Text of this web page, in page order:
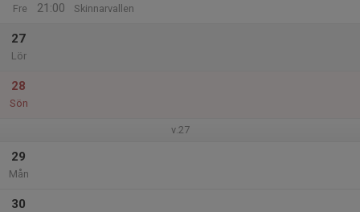
Fre
21:00
Skinnarvallen
27
Lör
28
Sön
v.27
29
Mån
30